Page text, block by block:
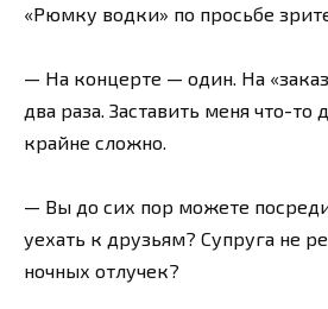
«Рюмку водки» по просьбе
— На концерте — один. На
два раза. Заставить меня что-то
крайне сложно.
— Вы до сих пор можете
уехать к друзьям? Супруга не
ночных отлучек?